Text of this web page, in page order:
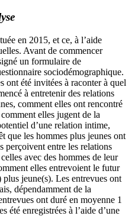
en 2015, et ce, à l’aide
Avant de commencer
un formulaire de
sociodémographique.
ont été invitées à raconter à quel
à entretenir des relations
comment elles ont rencontré
elles jugent de la
d’une relation intime,
que les hommes plus jeunes ont
perçoivent entre les relations
avec des hommes de leur
elles entrevoient le futur
jeune(s). Les entrevues ont
dépendamment de la
ont duré en moyenne 1
été enregistrées à l’aide d’une